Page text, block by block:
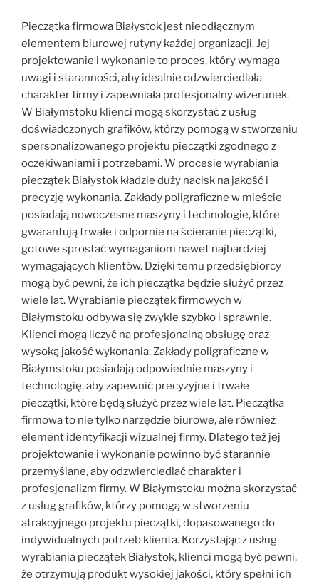
Pieczątka firmowa Białystok jest nieodłącznym
elementem biurowej rutyny każdej organizacji. Jej
projektowanie i wykonanie to proces, który wymaga
uwagi i staranności, aby idealnie odzwierciedlała
charakter firmy i zapewniała profesjonalny wizerunek.
W Białymstoku klienci mogą skorzystać z usług
doświadczonych grafików, którzy pomogą w stworzeniu
spersonalizowanego projektu pieczątki zgodnego z
oczekiwaniami i potrzebami. W procesie wyrabiania
pieczątek Białystok kładzie duży nacisk na jakość i
precyzję wykonania. Zakłady poligraficzne w mieście
posiadają nowoczesne maszyny i technologie, które
gwarantują trwałe i odpornie na ścieranie pieczątki,
gotowe sprostać wymaganiom nawet najbardziej
wymagających klientów. Dzięki temu przedsiębiorcy
mogą być pewni, że ich pieczątka będzie służyć przez
wiele lat. Wyrabianie pieczątek firmowych w
Białymstoku odbywa się zwykle szybko i sprawnie.
Klienci mogą liczyć na profesjonalną obsługę oraz
wysoką jakość wykonania. Zakłady poligraficzne w
Białymstoku posiadają odpowiednie maszyny i
technologię, aby zapewnić precyzyjne i trwałe
pieczątki, które będą służyć przez wiele lat. Pieczątka
firmowa to nie tylko narzędzie biurowe, ale również
element identyfikacji wizualnej firmy. Dlatego też jej
projektowanie i wykonanie powinno być starannie
przemyślane, aby odzwierciedlać charakter i
profesjonalizm firmy. W Białymstoku można skorzystać
z usług grafików, którzy pomogą w stworzeniu
atrakcyjnego projektu pieczątki, dopasowanego do
indywidualnych potrzeb klienta. Korzystając z usług
wyrabiania pieczątek Białystok, klienci mogą być pewni,
że otrzymują produkt wysokiej jakości, który spełni ich